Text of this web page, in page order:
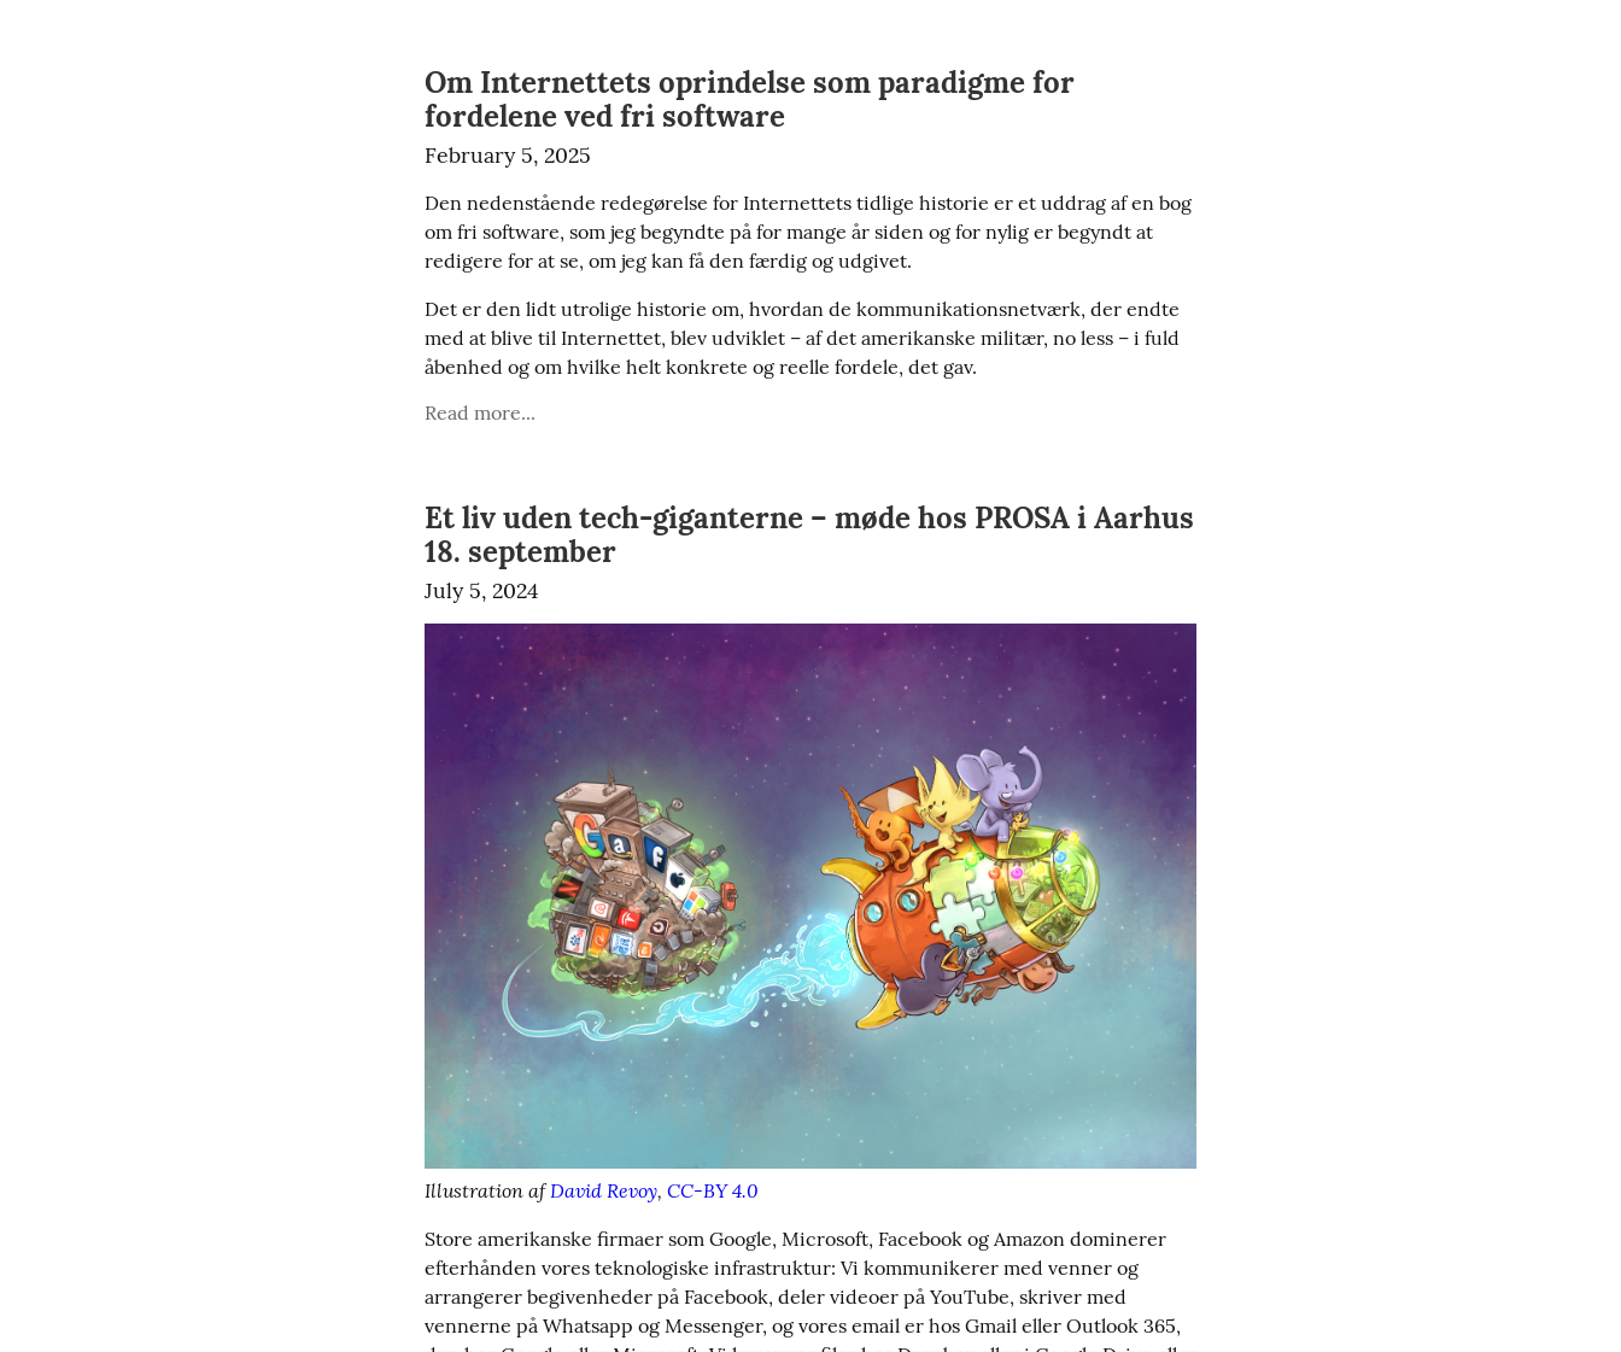
Om Internettets oprindelse som paradigme for
fordelene ved fri software
February 5, 2025
Den nedenstående redegørelse for Internettets tidlige historie er et uddrag af en bog
om fri software, som jeg begyndte på for mange år siden og for nylig er begyndt at
redigere for at se, om jeg kan få den færdig og udgivet.
Det er den lidt utrolige historie om, hvordan de kommunikationsnetværk, der endte
med at blive til Internettet, blev udviklet – af det amerikanske militær, no less – i fuld
åbenhed og om hvilke helt konkrete og reelle fordele, det gav.
Read more...
Et liv uden tech-giganterne – møde hos PROSA i Aarhus
18. september
July 5, 2024
Illustration af David Revoy, CC-BY 4.0
Store amerikanske firmaer som Google, Microsoft, Facebook og Amazon dominerer
efterhånden vores teknologiske infrastruktur: Vi kommunikerer med venner og
arrangerer begivenheder på Facebook, deler videoer på YouTube, skriver med
vennerne på Whatsapp og Messenger, og vores email er hos Gmail eller Outlook 365,